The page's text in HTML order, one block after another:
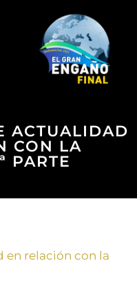
ACTUALIDAD
CON LA
PARTE
en relación con la